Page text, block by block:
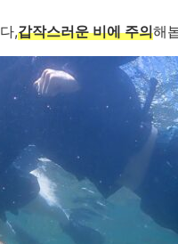
,갑작스러운 비에 주의해